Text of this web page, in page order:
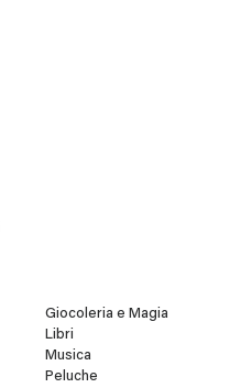
Giocoleria e Magia
Libri
Musica
Peluche